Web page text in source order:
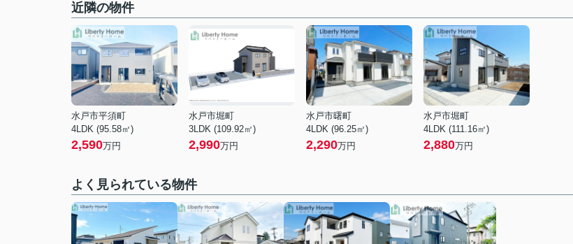
近隣の物件
水戸市平須町
4LDK (95.58㎡)
2,590万円
水戸市堀町
3LDK (109.92㎡)
2,990万円
水戸市曙町
4LDK (96.25㎡)
2,290万円
水戸市堀町
4LDK (111.16㎡)
2,880万円
よく見られている物件